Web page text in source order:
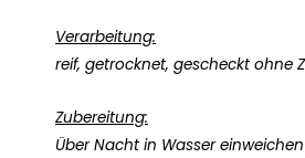
Verarbeitung:
reif, getrocknet, gescheckt ohne
Zubereitung:
Über Nacht in Wasser